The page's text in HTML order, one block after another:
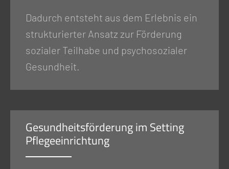
Dadurch entsteht aus dem Erlebnis ein
strukturierter Ansatz zur Förderung
sozialer Teilhabe und psychosozialer
Gesundheit.
Gesundheitsförderung im Setting
Pflegeeinrichtung